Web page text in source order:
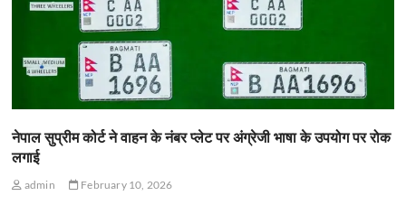
नेपाल सुप्रीम कोर्ट ने वाहन के नंबर प्लेट पर अंग्रेजी भाषा के उपयोग पर रोक
लगाई
admin February 10, 2026